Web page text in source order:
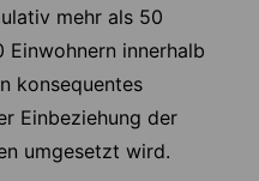
mehr als 50
innerhalb
konsequentes
Einbeziehung der
umgesetzt wird.